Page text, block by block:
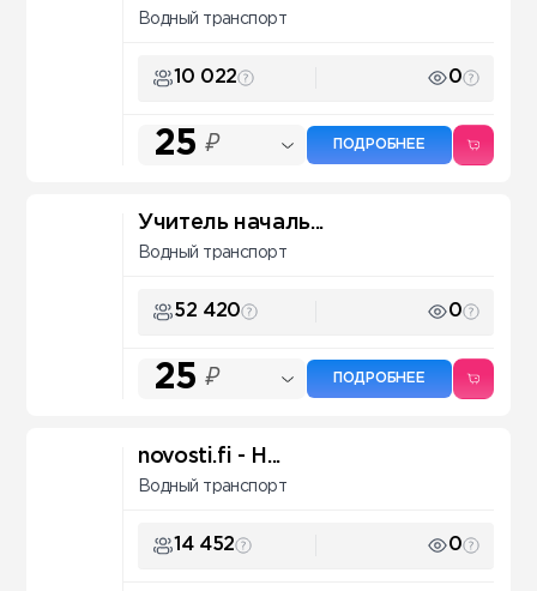
Водный транспорт
10 022 0
25 ₽ ПОДРОБНЕЕ
Учитель началь...
Водный транспорт
52 420 0
25 ₽ ПОДРОБНЕЕ
novosti.fi - Н...
Водный транспорт
14 452 0